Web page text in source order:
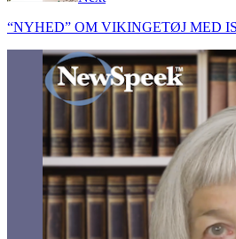
“NYHED” OM VIKINGETØJ MED